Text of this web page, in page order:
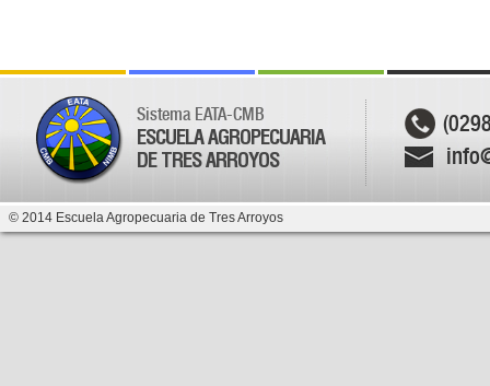
Sistema EATA-CMB
ESCUELA AGROPECUARIA
DE TRES ARROYOS
© 2014 Escuela Agropecuaria de Tres Arroyos